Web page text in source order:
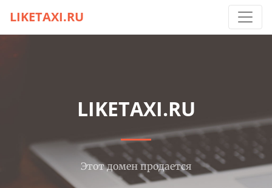
LIKETAXI.RU
LIKETAXI.RU
Этот домен продается